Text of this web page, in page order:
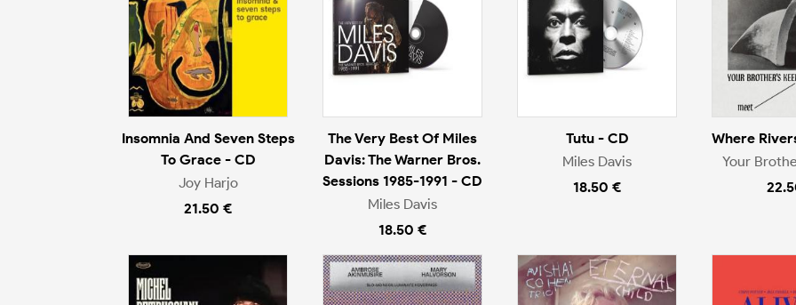
Insomnia And Seven Steps
To Grace - CD
Joy Harjo
21.50 €
The Very Best Of Miles
Davis: The Warner Bros.
Sessions 1985-1991 - CD
Miles Davis
18.50 €
Tutu - CD
Miles Davis
18.50 €
Where
Your